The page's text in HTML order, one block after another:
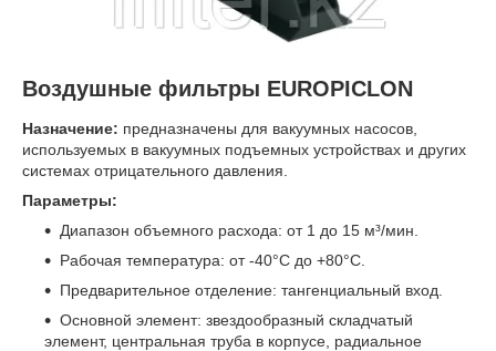
Воздушные фильтры EUROPICLON
Назначение: предназначены для вакуумных насосов,
используемых в вакуумных подъемных устройствах и других
системах отрицательного давления.
Параметры:
Диапазон объемного расхода: от 1 до 15 м³/мин.
Рабочая температура: от -40°C до +80°C.
Предварительное отделение: тангенциальный вход.
Основной элемент: звездообразный складчатый
элемент, центральная труба в корпусе, радиальное